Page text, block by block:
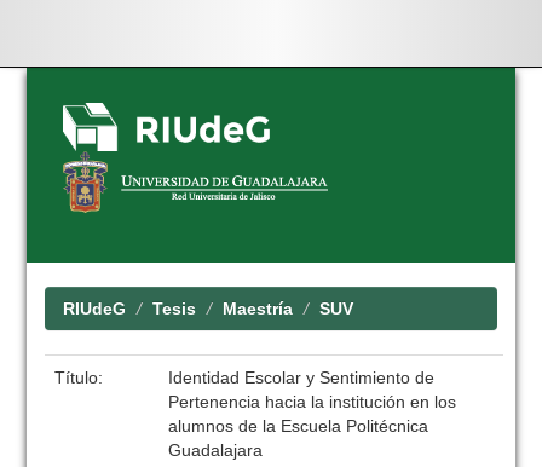
Skip
navigation
RIUdeG Tesis Maestría SUV
Título:
Identidad Escolar y Sentimiento de
Pertenencia hacia la institución en los
alumnos de la Escuela Politécnica
Guadalajara